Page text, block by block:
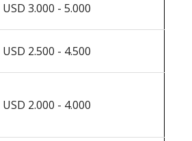
USD 3.000 - 5.000
USD 2.500 - 4.500
USD 2.000 - 4.000